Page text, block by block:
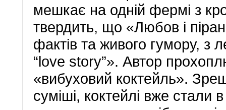
мешкає на одній фермі з
твердить, що «Любов і
фактів та живого гумору, з
“love story”». Автор
«вибуховий коктейль».
суміші, коктейлі вже стали